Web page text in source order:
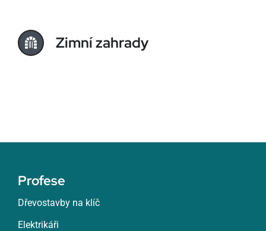
Zimní zahrady
Profese
Dřevostavby na klíč
Elektrikáři